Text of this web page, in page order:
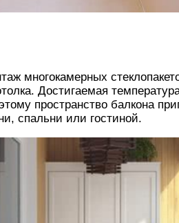
многокамерных
Достигаемая
пространство балкона
спальни или гостиной.